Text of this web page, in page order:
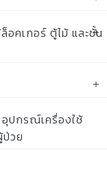
คเกอร์ ตู้ไม้ และชั้น
ปกรณ์เครื่องใช้
วย